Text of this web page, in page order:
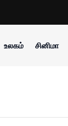
உலகம் சினிமா